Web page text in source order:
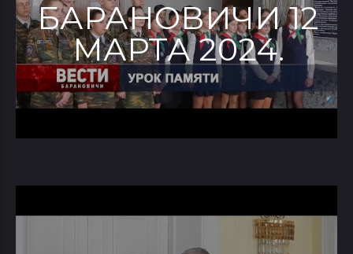
БАРАНОВИЧИ 12
МАРТА 2024.